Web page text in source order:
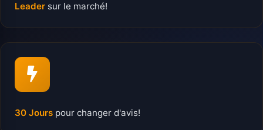
Leader sur le marché!
30 Jours pour changer d'avis!